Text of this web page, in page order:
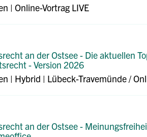
| Online-Vortrag LIVE
an der Ostsee - Die aktuellen
- Version 2026
| Hybrid | Lübeck-Travemünde/
an der Ostsee -